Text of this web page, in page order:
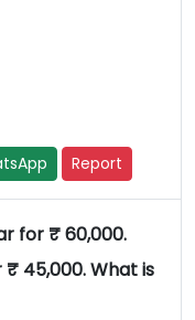
Report
for ₹ 60,000.
45,000. What is